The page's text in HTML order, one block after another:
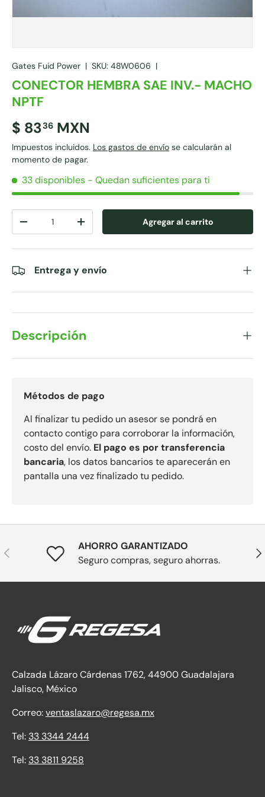
Gates Fuid Power | SKU: 48W0606 |
CONECTOR HEMBRA SAE INV.- MACHO
NPTF
$ 8336 MXN
Impuestos incluidos. Los gastos de envío se calcularán al
momento de pagar.
33 disponibles - Quedan suficientes para ti
-
+ Agregar al carrito
Entrega y envío
Descripción
Métodos de pago
Al finalizar tu pedido un asesor se pondrá en
contacto contigo para corroborar la información,
costo del envío. El pago es por transferencia
bancaria, los datos bancarios te aparecerán en
pantalla una vez finalizado tu pedido.
Anterior
AHORRO GARANTIZADO
Seguro compras, seguro ahorras.
Calzada Lázaro Cárdenas 1762, 44900 Guadalajara
Jalisco, México
Correo:ventaslazaro@regesa.mx
Tel: 33 3344 2444
Tel: 33 3811 9258